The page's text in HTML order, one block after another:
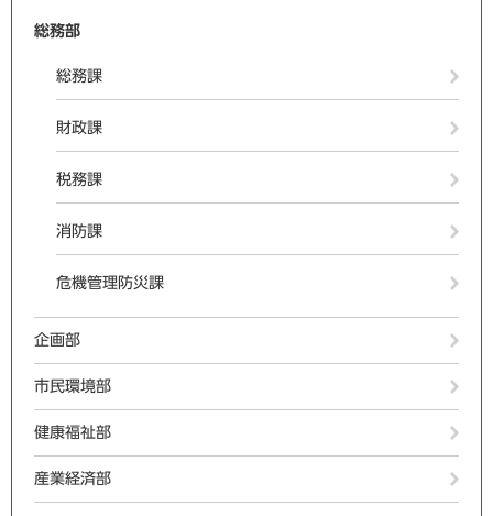
総務部
総務課
財政課
税務課
消防課
危機管理防災課
企画部
市民環境部
健康福祉部
産業経済部